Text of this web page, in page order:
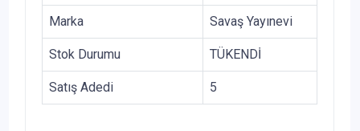
Marka Savaş Yayınevi
Stok Durumu TÜKENDİ
Satış Adedi 5